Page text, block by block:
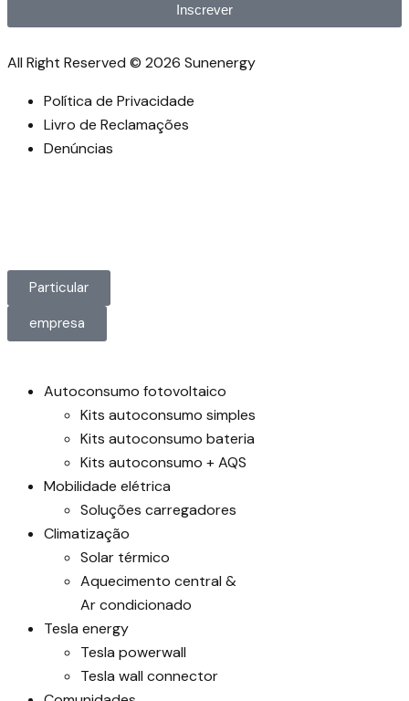
Inscrever
All Right Reserved © 2026 Sunenergy
Política de Privacidade
Livro de Reclamações
Denúncias
Particular
empresa
Autoconsumo fotovoltaico
Kits autoconsumo simples
Kits autoconsumo bateria
Kits autoconsumo + AQS
Mobilidade elétrica
Soluções carregadores
Climatização
Solar térmico
Aquecimento central &
Ar condicionado
Tesla energy
Tesla powerwall
Tesla wall connector